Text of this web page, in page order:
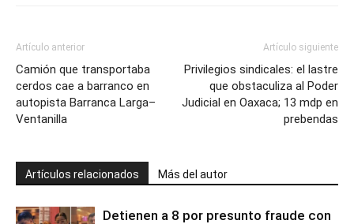
Artículo anterior
Camión que transportaba
cerdos cae a barranco en
autopista Barranca Larga–
Ventanilla
Artículo siguiente
Privilegios sindicales: el lastre
que obstaculiza al Poder
Judicial en Oaxaca; 13 mdp en
prebendas
Artículos relacionados Más del autor
Detienen a 8 por presunto fraude con